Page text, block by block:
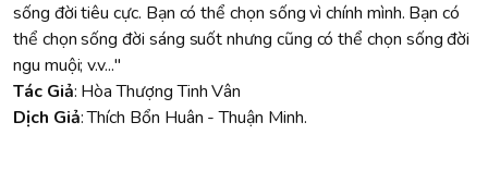
sống đời tiêu cực. Bạn có thể chọn sống vì chính mình. Bạn có
thể chọn sống đời sáng suốt nhưng cũng có thể chọn sống đời
ngu muội; v.v..."
Tác Giả: Hòa Thượng Tinh Vân
Dịch Giả: Thích Bổn Huân - Thuận Minh.